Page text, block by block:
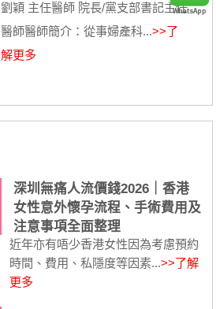
劉穎 主任醫師 院長/黨支部書記主任
醫師醫師簡介：從事婦產科...>>了
解更多
深圳無痛人流價錢2026｜香港
女性意外懷孕流程、手術費用及
注意事項全面整理
近年亦有唔少香港女性因為考慮預約
時間、費用、私隱度等因素...>>了解
更多